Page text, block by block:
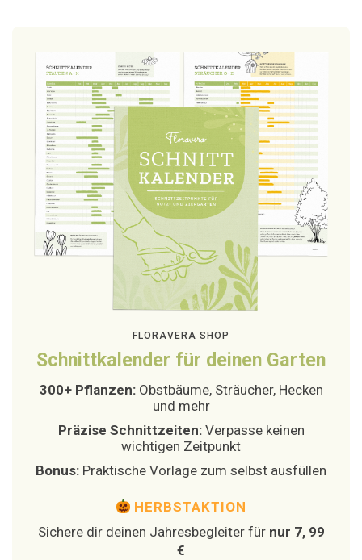
FLORAVERA SHOP
Schnittkalender für deinen Garten
300+ Pflanzen:Obstbäume, Sträucher, Hecken
und mehr
Präzise Schnittzeiten:Verpasse keinen
wichtigen Zeitpunkt
Bonus: Praktische Vorlage zum selbst ausfüllen
HERBSTAKTION
Sichere dir deinen Jahresbegleiter für nur 7, 99
€